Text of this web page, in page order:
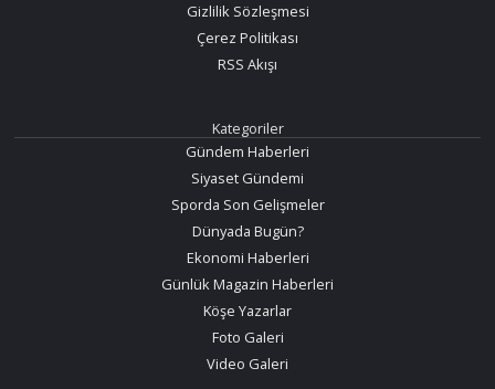
Gizlilik Sözleşmesi
Çerez Politikası
RSS Akışı
Kategoriler
Gündem Haberleri
Siyaset Gündemi
Sporda Son Gelişmeler
Dünyada Bugün?
Ekonomi Haberleri
Günlük Magazin Haberleri
Köşe Yazarlar
Foto Galeri
Video Galeri